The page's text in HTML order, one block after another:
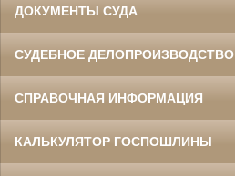
ДОКУМЕНТЫ СУДА
СУДЕБНОЕ ДЕЛОПРОИЗВОДСТВО
СПРАВОЧНАЯ ИНФОРМАЦИЯ
КАЛЬКУЛЯТОР ГОСПОШЛИНЫ